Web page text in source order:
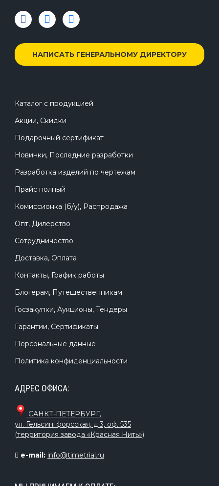
НАПИСАТЬ ГЕНЕРАЛЬНОМУ ДИРЕКТОРУ
Каталог с продукцией
Акции, Скидки
Подарочный сертификат
Новинки, Последние разработки
Разработка изделий по чертежам
Прайс полный
Комиссионка (б/у), Распродажа
Опт, Дилерство
Сотрудничество
Доставка, Оплата
Контакты, График работы
Блогерам, Путешественникам
Госзакупки, Аукционы, Тендеры
Гарантии, Сертификаты
Персональные данные
Политика конфиденциальности
АДРЕС ОФИСА:
САНКТ-ПЕТЕРБУРГ,
ул. Гельсингфорсская, д.3, оф. 535
(территория завода «Красная Нить»)
e-mail: info@timetrial.ru